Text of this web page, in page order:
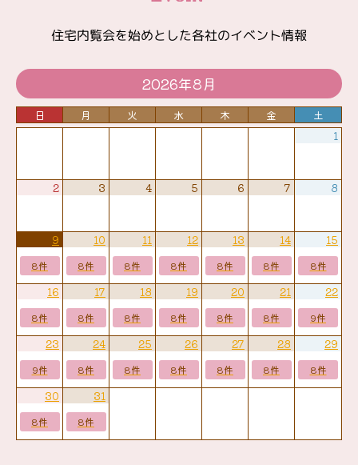
住宅内覧会を始めとした各社のイベント情報
2026年8月
日 月 火 水 木 金
土
1
2 3 4 5 6 7 8
9
8件
10
8件
11
8件
12
8件
13
8件
14
8件
15
8件
16
8件
17
8件
18
8件
19
8件
20
8件
21
8件
22
9件
23
9件
24
8件
25
8件
26
8件
27
8件
28
8件
29
8件
30
8件
31
8件